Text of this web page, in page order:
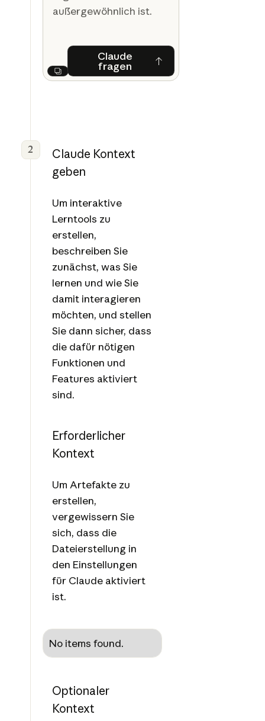
außergewöhnlich ist.
Next
Claude
fragenClaude fragen
2
Claude Kontext
geben
Um interaktive
Lerntools zu
erstellen,
beschreiben Sie
zunächst, was Sie
lernen und wie Sie
damit interagieren
möchten, und stellen
Sie dann sicher, dass
die dafür nötigen
Funktionen und
Features aktiviert
sind.
Erforderlicher
Kontext
Um Artefakte zu
erstellen,
vergewissern Sie
sich, dass die
Dateierstellung in
den Einstellungen
für Claude aktiviert
ist.
No items found.
Optionaler
Kontext